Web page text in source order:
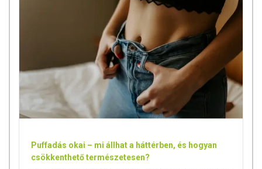
Puffadás okai – mi állhat a háttérben, és hogyan
csökkenthető természetesen?